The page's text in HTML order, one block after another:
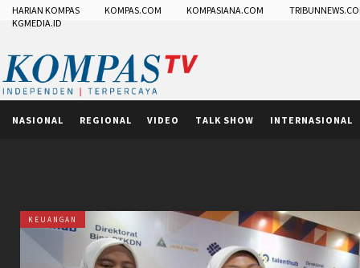
HARIAN KOMPAS KOMPAS.COM KOMPASIANA.COM
KGMEDIA.ID
NASIONAL REGIONAL VIDEO TALK SHOW INTERNASIONAL
KEUANGAN